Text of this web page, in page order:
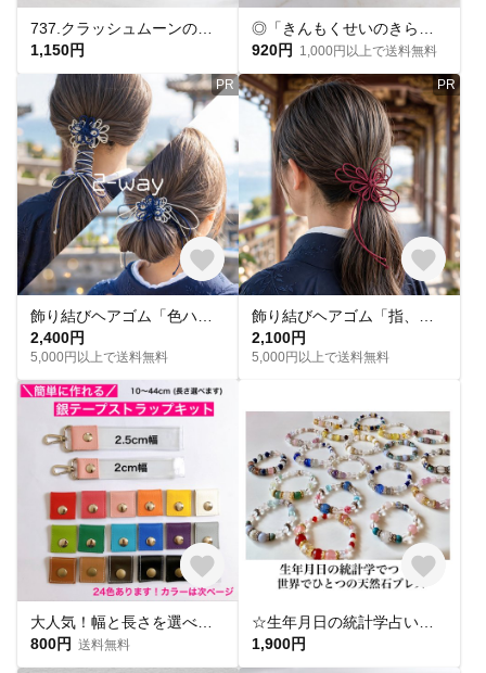
1,150円
920円
1,000円以上で送料無料
PR
2,400円
5,000円以上で送料無料
PR
2,100円
5,000円以上で送料無料
800円 送料無料
1,900円